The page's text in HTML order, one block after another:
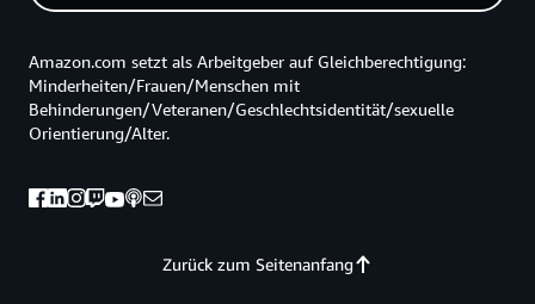
Zurück zum Seitenanfang
Amazon.com setzt als Arbeitgeber auf Gleichberechtigung:
Minderheiten/Frauen/Menschen mit
Behinderungen/Veteranen/Geschlechtsidentität/sexuelle
Orientierung/Alter.